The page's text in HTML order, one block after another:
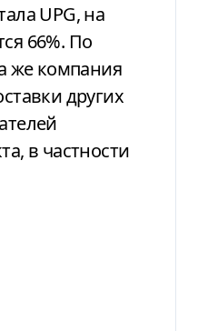
UPG, на
66%. По
же компания
других
в частности